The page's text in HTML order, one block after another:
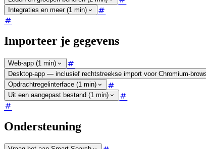
Integraties en meer (1 min)
Importeer je gegevens
Web-app (1 min)
Desktop-app — inclusief rechtstreekse import voor Chromium-
Opdrachtregelinterface (1 min)
Uit een aangepast bestand (1 min)
Ondersteuning